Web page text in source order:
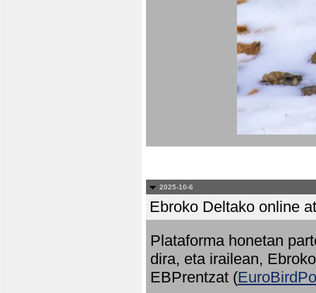
2025-10-6
Ebroko Deltako online
Plataforma honetan
dira, eta irailean,
EBPrentzat (